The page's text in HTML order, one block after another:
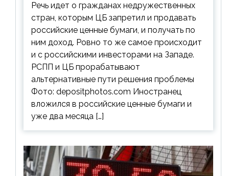
Речь идет о гражданах недружественных
стран, которым ЦБ запретил и продавать
российские ценные бумаги, и получать по
ним доход. Ровно то же самое происходит
и с российскими инвесторами на Западе.
РСПП и ЦБ прорабатывают
альтернативные пути решения проблемы
Фото: depositphotos.com Иностранец
вложился в российские ценные бумаги и
уже два месяца […]